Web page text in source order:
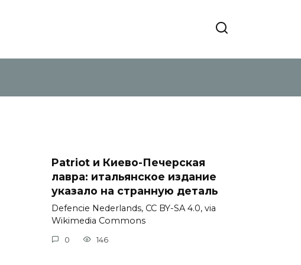
Patriot и Киево-Печерская
лавра: итальянское издание
указало на странную деталь
Defencie Nederlands, CC BY-SA 4.0, via
Wikimedia Commons
0 146